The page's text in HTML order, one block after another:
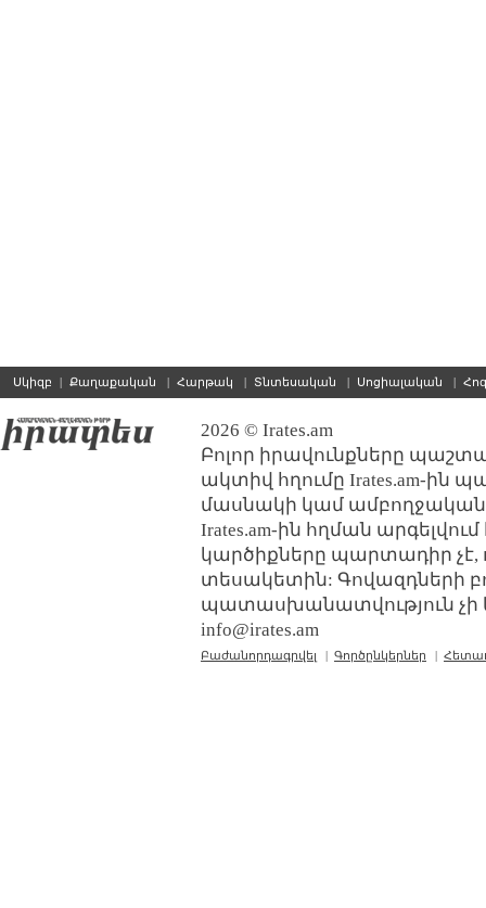
Սկիզբ | Քաղաքական | Հարթակ | Տնտեսական | Սոցիալական |
2026 © Irates.am
Բոլոր իրավունքները
ակտիվ հղումը Irates.am-ին
մասնակի կամ ամբողջական
Irates.am-ին հղման
կարծիքները պարտադիր չէ,
տեսակետին: Գովազդների
պատասխանատվություն չի
info@irates.am
Բաժանորդագրվել | Գործընկերներ |